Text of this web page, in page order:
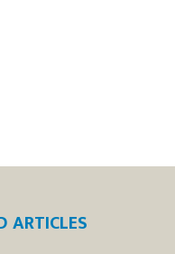
ARTICLES